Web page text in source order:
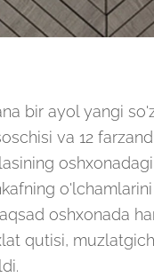
bir ayol yangi
va 12
oshxonada
qutisi,